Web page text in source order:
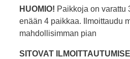
HUOMIO! Paikkoja on varattu
enään 4 paikkaa. Ilmoittaudu
mahdollisimman pian
SITOVAT